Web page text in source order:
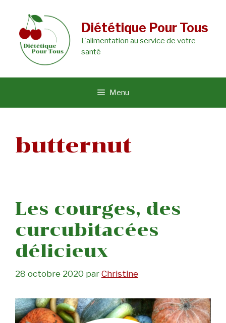
contenu
Diététique Pour Tous
L'alimentation au service de votre
santé
Menu
butternut
Les courges, des
curcubitacées
délicieux
28 octobre 2020 par Christine